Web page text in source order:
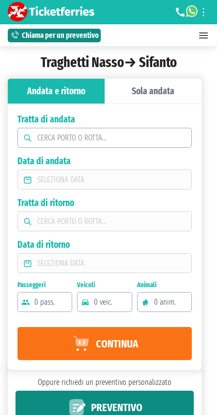
Chiama per un preventivo
Traghetti Nasso→ Sifanto
Andata e ritorno Sola andata
Tratta di andata
Data di andata
Tratta di ritorno
Data di ritorno
Passeggeri
0 pass.
Veicoli
0 veic.
Animali
0 anim.
CONTINUA
Oppure richiedi un preventivo personalizzato
PREVENTIVO